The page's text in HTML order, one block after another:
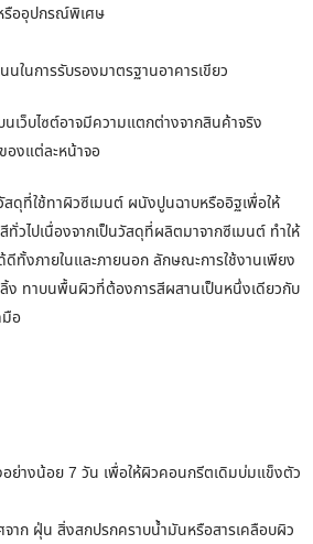
รืออุปกรณ์พิเศษ
ในการรับรองมาตรฐานอาคารเขียว
เว็บไซต์อาจมีความแตกต่างจากสินค้าจริง
องแต่ละหน้าจอ
สดุที่ใช้ทาผิวซีเมนต์ ผนังปูนฉาบหรืออิฐเพื่อให้
วไปเนื่องจากเป็นวัสดุที่ผลิตมาจากซีเมนต์ ทำให้
ทั้งภายในและภายนอก ลักษณะการใช้งานเพียง
ง ทาบนพื้นผิวที่ต้องการสีผสานเป็นหนึ่งเดียวกับ
อ
ย่างน้อย 7 วัน เพื่อให้ผิวคอนกรีตเดิมบ่มแข็งตัว
าก ฝุ่น สิ่งสกปรกคราบน้ำมันหรือสารเคลือบผิว